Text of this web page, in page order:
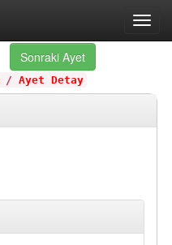
Sonraki Ayet
/ Ayet Detay